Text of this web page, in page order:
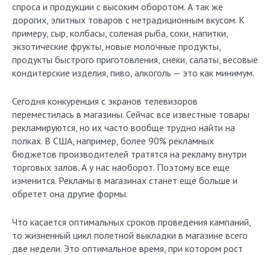
спроса и продукции с высоким оборотом. А так же
дорогих, элитных товаров с нетрадиционным вкусом. К
примеру, сыр, колбасы, соленая рыба, соки, напитки,
экзотические фрукты, новые молочные продукты,
продукты быстрого приготовления, снеки, салаты, весовые
кондитерские изделия, пиво, алкоголь — это как минимум.
Сегодня конкуренция с экранов телевизоров
переместилась в магазины. Сейчас все известные товары
рекламируются, но их часто вообще трудно найти на
полках. В США, например, более 90% рекламных
бюджетов производителей тратятся на рекламу внутри
торговых залов. А у нас наоборот. Поэтому все еще
изменится. Рекламы в магазинах станет еще больше и
обретет она другие формы.
Что касается оптимальных сроков проведения кампаний,
то жизненный цикл полетной выкладки в магазине всего
две недели. Это оптимальное время, при котором рост